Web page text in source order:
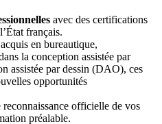
avec des certifications
français.
en bureautique,
la conception assistée par
assistée par dessin (DAO), ces
opportunités
officielle de vos
préalable.